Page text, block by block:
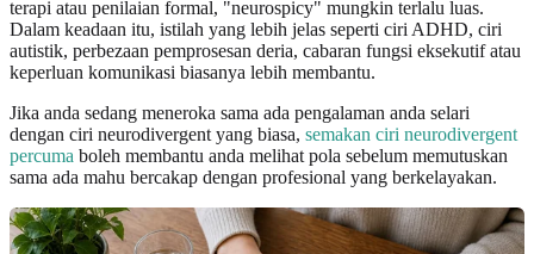
terapi atau penilaian formal, "neurospicy" mungkin terlalu luas.
Dalam keadaan itu, istilah yang lebih jelas seperti ciri ADHD, ciri
autistik, perbezaan pemprosesan deria, cabaran fungsi eksekutif atau
keperluan komunikasi biasanya lebih membantu.
Jika anda sedang meneroka sama ada pengalaman anda selari
dengan ciri neurodivergent yang biasa, semakan ciri neurodivergent
percuma boleh membantu anda melihat pola sebelum memutuskan
sama ada mahu bercakap dengan profesional yang berkelayakan.